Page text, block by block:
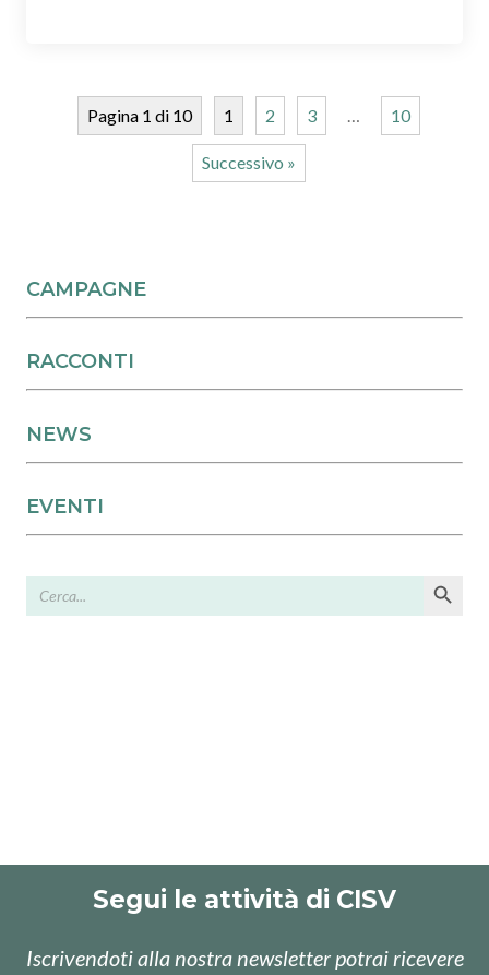
Pagina 1 di 10 1 2 3 10
Successivo »
CAMPAGNE
RACCONTI
NEWS
EVENTI
Search
for:
Search Button
Segui le attività di CISV
Iscrivendoti alla nostra newsletter potrai ricevere